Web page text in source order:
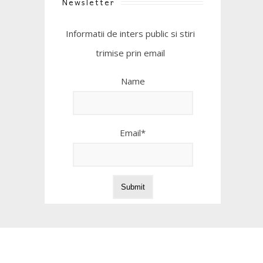
Informatii de inters public si stiri
trimise prin email
Name
Email*